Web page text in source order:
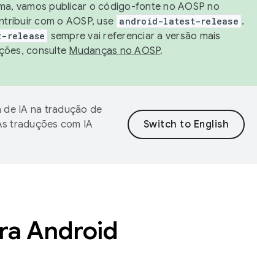
vamos publicar o código-fonte no AOSP no
com o AOSP, use android-latest-release .
release sempre vai referenciar a versão mais
consulte Mudanças no AOSP.
IA na tradução de
traduções com IA
Android